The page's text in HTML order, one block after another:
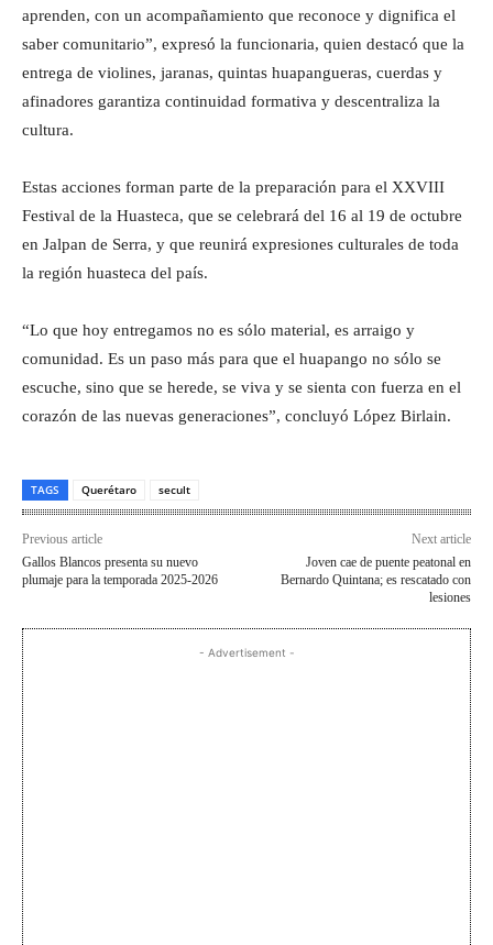
aprenden, con un acompañamiento que reconoce y dignifica el
saber comunitario”, expresó la funcionaria, quien destacó que la
entrega de violines, jaranas, quintas huapangueras, cuerdas y
afinadores garantiza continuidad formativa y descentraliza la
cultura.
Estas acciones forman parte de la preparación para el XXVIII
Festival de la Huasteca, que se celebrará del 16 al 19 de octubre
en Jalpan de Serra, y que reunirá expresiones culturales de toda
la región huasteca del país.
“Lo que hoy entregamos no es sólo material, es arraigo y
comunidad. Es un paso más para que el huapango no sólo se
escuche, sino que se herede, se viva y se sienta con fuerza en el
corazón de las nuevas generaciones”, concluyó López Birlain.
TAGS Querétaro secult
Previous article
Gallos Blancos presenta su nuevo
plumaje para la temporada 2025-2026
Next article
Joven cae de puente peatonal en
Bernardo Quintana; es rescatado con
lesiones
- Advertisement -